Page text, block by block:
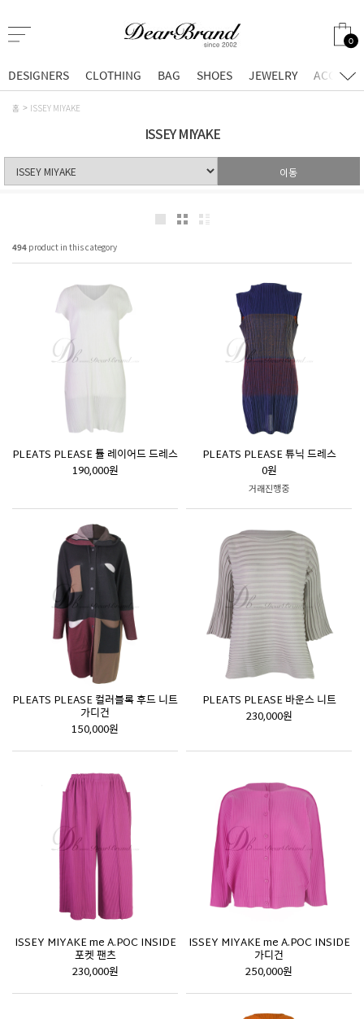
0
DESIGNERS CLOTHING BAG SHOES JEWELRY
홈 ISSEY MIYAKE
ISSEY MIYAKE
이동
494 product in this category
PLEATS PLEASE 튤 레이어드 드레스
190,000원
PLEATS PLEASE 튜닉 드레스
0원
거래진행중
PLEATS PLEASE 컬러블록 후드 니트
가디건
150,000원
PLEATS PLEASE 바운스 니트
230,000원
ISSEY MIYAKE me A.POC INSIDE
포켓 팬츠
230,000원
ISSEY MIYAKE me A.POC INSIDE
가디건
250,000원